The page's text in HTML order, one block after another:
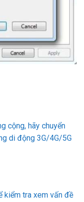
cộng, hãy chuyển
di động 3G/4G/5G
kiểm tra xem vấn đề